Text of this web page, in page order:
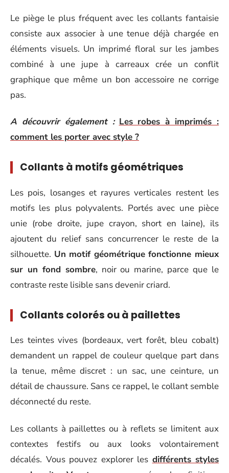
Le piège le plus fréquent avec les collants fantaisie
consiste aux associer à une tenue déjà chargée en
éléments visuels. Un imprimé floral sur les jambes
combiné à une jupe à carreaux crée un conflit
graphique que même un bon accessoire ne corrige
pas.
A découvrir également : Les robes à imprimés :
comment les porter avec style ?
Collants à motifs géométriques
Les pois, losanges et rayures verticales restent les
motifs les plus polyvalents. Portés avec une pièce
unie (robe droite, jupe crayon, short en laine), ils
ajoutent du relief sans concurrencer le reste de la
silhouette. Un motif géométrique fonctionne mieux
sur un fond sombre, noir ou marine, parce que le
contraste reste lisible sans devenir criard.
Collants colorés ou à paillettes
Les teintes vives (bordeaux, vert forêt, bleu cobalt)
demandent un rappel de couleur quelque part dans
la tenue, même discret : un sac, une ceinture, un
détail de chaussure. Sans ce rappel, le collant semble
déconnecté du reste.
Les collants à paillettes ou à reflets se limitent aux
contextes festifs ou aux looks volontairement
décalés. Vous pouvez explorer les différents styles